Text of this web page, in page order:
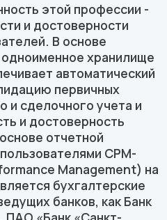
этой профессии -
и достоверности
В основе
хранилище
автоматический
первичных
и сделочного учета и
и достоверность
отчетной
CPM-
Management) на
бухгалтерские
банков, как Банк